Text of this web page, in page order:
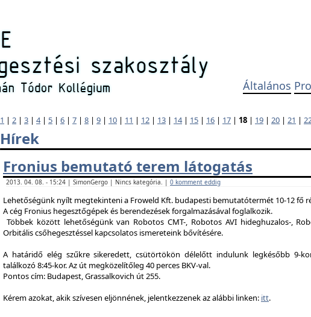
Általános
1 | 2 | 3 | 4| 5 | 6 | 7 | 8 | 9 | 10 | 11 | 12 | 13 | 14| 15 | 16 | 17 | 18 | 19 | 20 | 21 |
Hírek
Fronius bemutató terem látogatás
2013. 04. 08. - 15:24 | SimonGergo | Nincs kategória. | 0 komment eddig
Lehetőségünk nyílt megtekinteni a Froweld Kft. budapesti bemutatótermét 10-12 fő
A cég Fronius hegesztőgépek és berendezések forgalmazásával foglalkozik.
Többek között lehetőségünk van Robotos CMT-, Robotos AVI hideghuzalos-,
Orbitális csőhegesztéssel kapcsolatos ismereteink bővítésére.
A határidő elég szűkre sikeredett, csütörtökön délelőtt indulunk legkésőbb 9-
találkozó 8:45-kor. Az út megközelítőleg 40 perces BKV-val.
Pontos cím: Budapest, Grassalkovich út 255.
Kérem azokat, akik szívesen eljönnének, jelentkezzenek az alábbi linken: itt.